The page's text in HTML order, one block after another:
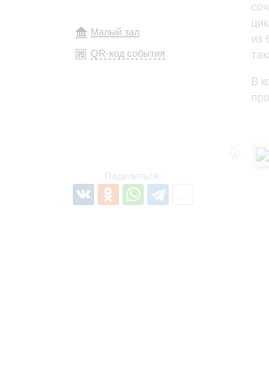
Малый зал
QR-код события
Поделиться:
из
В